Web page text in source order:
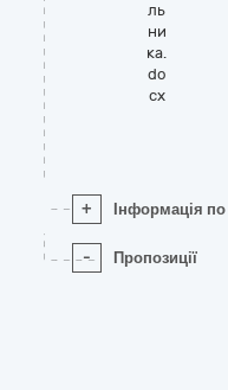
ль
ни
ка.
do
cx
+ Інформація по
- Пропозиції